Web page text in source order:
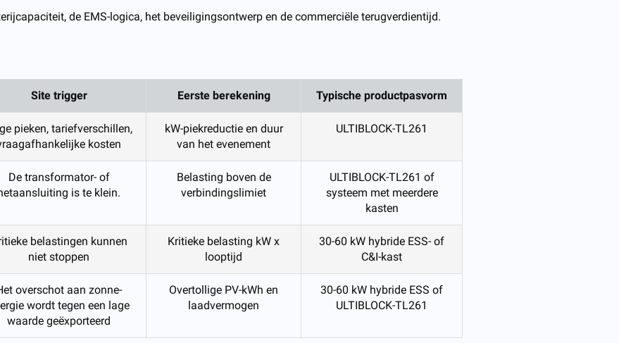
de EMS-logica, het beveiligingsontwerp en de commerciële terugverdientijd.
Site trigger Eerste berekening Typische productpasvorm
pieken, tariefverschillen,
kosten
kW-piekreductie en duur
van het evenement
ULTIBLOCK-TL261
De transformator- of
is te klein.
Belasting boven de
verbindingslimiet
ULTIBLOCK-TL261 of
systeem met meerdere
kasten
belastingen kunnen
niet stoppen
Kritieke belasting kW x
looptijd
30-60 kW hybride ESS- of
C&I-kast
overschot aan zonne-
wordt tegen een lage
waarde geëxporteerd
Overtollige PV-kWh en
laadvermogen
30-60 kW hybride ESS of
ULTIBLOCK-TL261